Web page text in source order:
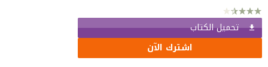
تحميل الكتاب
اشترك الآن